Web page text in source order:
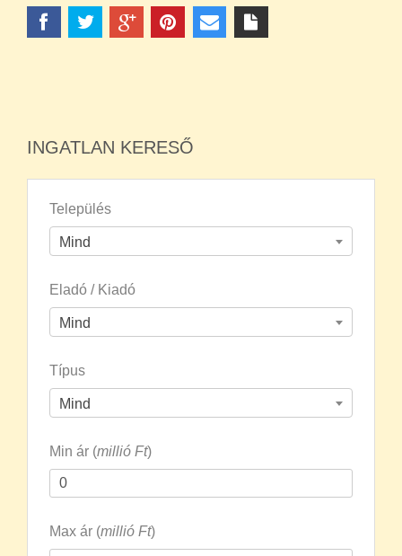
INGATLAN KERESŐ
Település
Mind
Eladó / Kiadó
Mind
Típus
Mind
Min ár (millió Ft)
Max ár (millió Ft)